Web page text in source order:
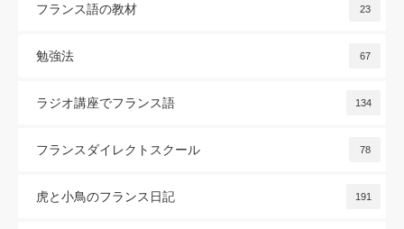
フランス語の教材 23
勉強法 67
ラジオ講座でフランス語 134
フランスダイレクトスクール 78
虎と小鳥のフランス日記 191